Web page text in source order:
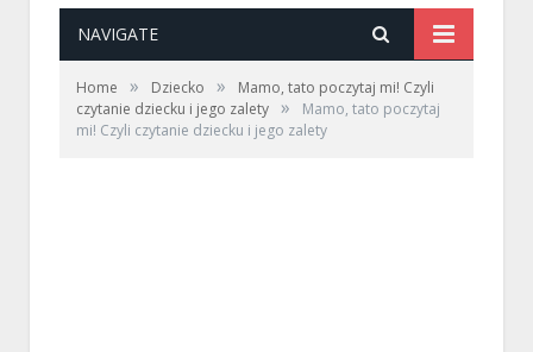
NAVIGATE
Home » Dziecko »
Mamo, tato poczytaj mi! Czyli
czytanie dziecku i jego zalety »
Mamo, tato poczytaj
mi! Czyli czytanie dziecku i jego zalety